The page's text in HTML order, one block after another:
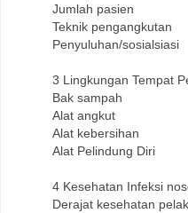
Jumlah pasien
Teknik pengangkutan
Penyuluhan/sosialsiasi
3 Lingkungan Tempat
Bak sampah
Alat angkut
Alat kebersihan
Alat Pelindung Diri
4 Kesehatan Infeksi
Derajat kesehatan